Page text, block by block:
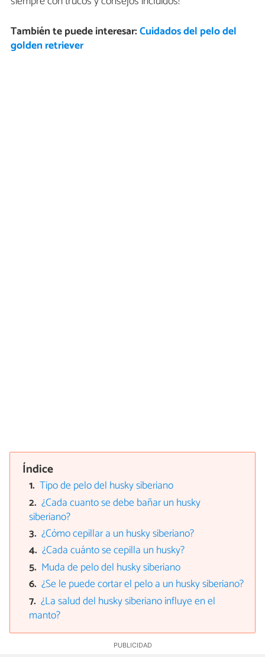
También te puede interesar:Cuidados del pelo del
golden retriever
Índice
Tipo de pelo del husky siberiano
¿Cada cuanto se debe bañar un husky
siberiano?
¿Cómo cepillar a un husky siberiano?
¿Cada cuánto se cepilla un husky?
Muda de pelo del husky siberiano
¿Se le puede cortar el pelo a un husky siberiano?
¿La salud del husky siberiano influye en el
manto?